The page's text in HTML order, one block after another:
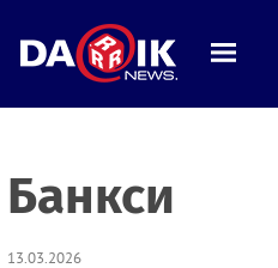
Банкси
13.03.2026